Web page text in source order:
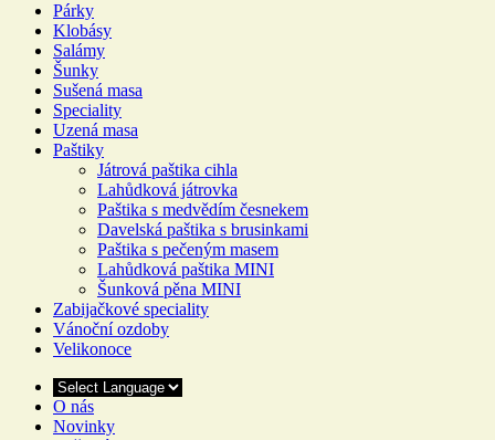
Párky
Klobásy
Salámy
Šunky
Sušená masa
Speciality
Uzená masa
Paštiky
Játrová paštika cihla
Lahůdková játrovka
Paštika s medvědím česnekem
Davelská paštika s brusinkami
Paštika s pečeným masem
Lahůdková paštika MINI
Šunková pěna MINI
Zabijačkové speciality
Vánoční ozdoby
Velikonoce
O nás
Novinky